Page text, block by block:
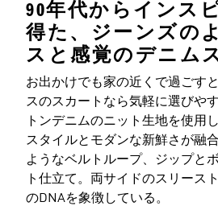
90年代からインス
得た、ジーンズの
スと感覚のデニム
お出かけでも家の近くで過ごす
スのスカートなら気軽に選びや
トンデニムのニット生地を使用
スタイルとモダンな新鮮さが融
ようなベルトループ、ジップと
ト仕立て。両サイドのスリース
のDNAを象徴している。